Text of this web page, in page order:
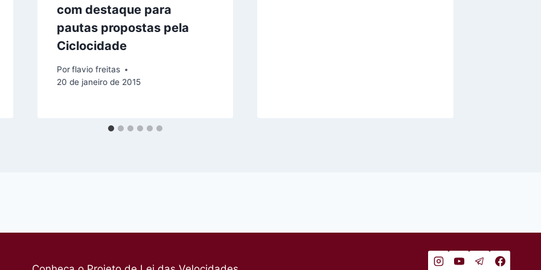
com destaque para
pautas propostas pela
Ciclocidade
Por flavio freitas
20 de janeiro de 2015